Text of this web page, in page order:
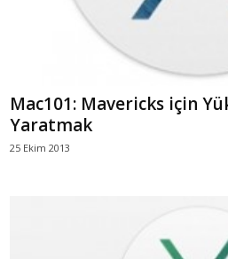
Mac101: Mavericks için
Yaratmak
25 Ekim 2013